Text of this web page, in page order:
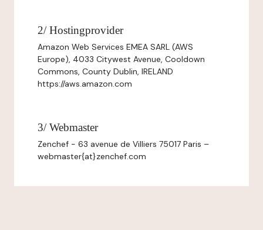
2/ Hostingprovider
Amazon Web Services EMEA SARL (AWS
Europe), 4033 Citywest Avenue, Cooldown
Commons, County Dublin, IRELAND
https://aws.amazon.com
3/ Webmaster
Zenchef - 63 avenue de Villiers 75017 Paris –
webmaster{at}zenchef.com